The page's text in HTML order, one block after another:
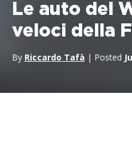
Le auto del
veloci della
By Riccardo Tafà | Posted